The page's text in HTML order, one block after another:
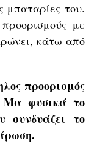
μπαταρίες του.
με
κάτω από
προορισμός
Μα φυσικά το
συνδυάζει το